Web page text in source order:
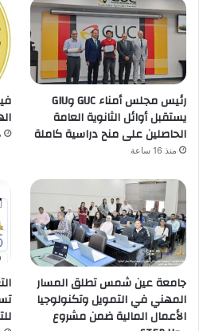
رئيس مجلس أمناء GUC وGIU
يستقبل أوائل الثانوية العامة
الحاصلين على منح دراسية كاملة
منذ 16 ساعة
جامعة عين شمس تطلق المسار
المهني في التمويل وتكنولوجيا
الأعمال المالية ضمن مشروع